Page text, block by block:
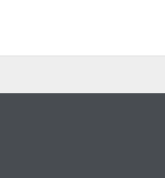
ve
bulunuyor.